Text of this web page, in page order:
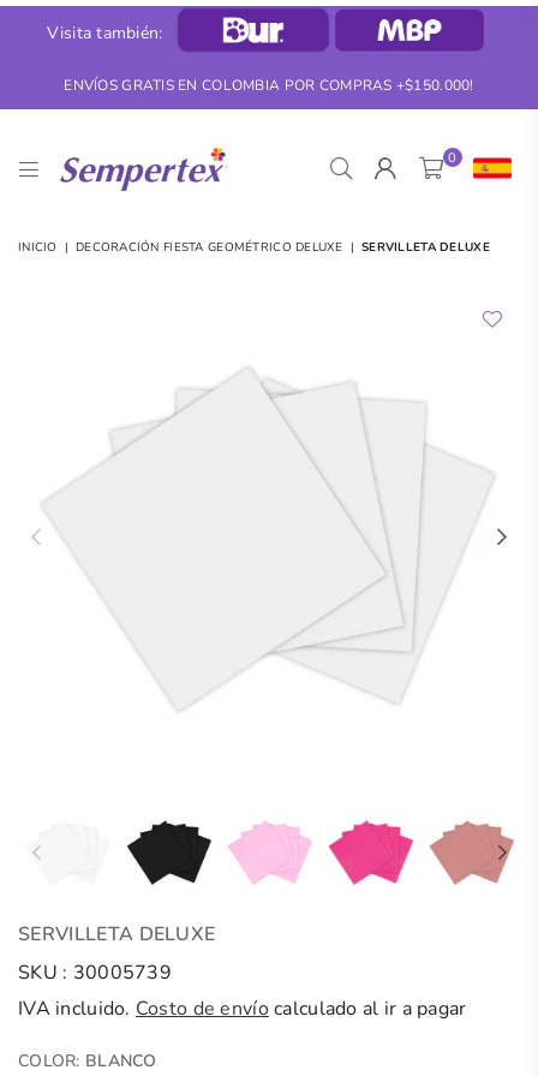
Visita también:
ENVÍOS GRATIS EN COLOMBIA POR COMPRAS +$150.000!
SEMPERTEX
0
INICIO | DECORACIÓN FIESTA GEOMÉTRICO DELUXE | SERVILLETA DELUXE
SERVILLETA DELUXE
SKU : 30005739
IVA incluido. Costo de envíocalculado al ir a pagar
COLOR: BLANCO